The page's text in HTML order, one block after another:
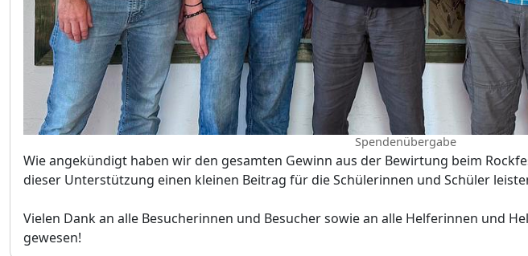
Spendenübergabe
Wie angekündigt haben wir den gesamten Gewinn aus der Bewirtung beim
dieser Unterstützung einen kleinen Beitrag für die Schülerinnen und Schüler
Vielen Dank an alle Besucherinnen und Besucher sowie an alle Helferinnen und
gewesen!